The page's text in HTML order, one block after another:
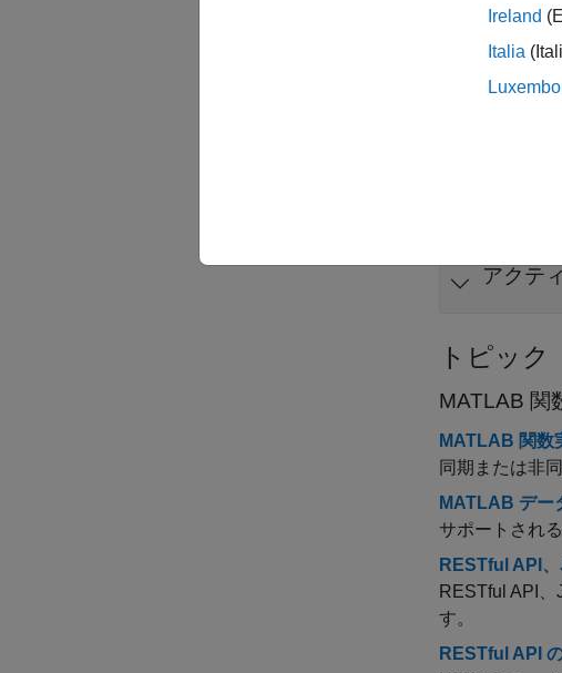
ディス
メトリ
アクテ
トピック
MATLAB 関
MATLAB 関数
同期または非
MATLAB デー
サポートされ
RESTful API
RESTful API
す。
RESTful API
Ireland
Italia